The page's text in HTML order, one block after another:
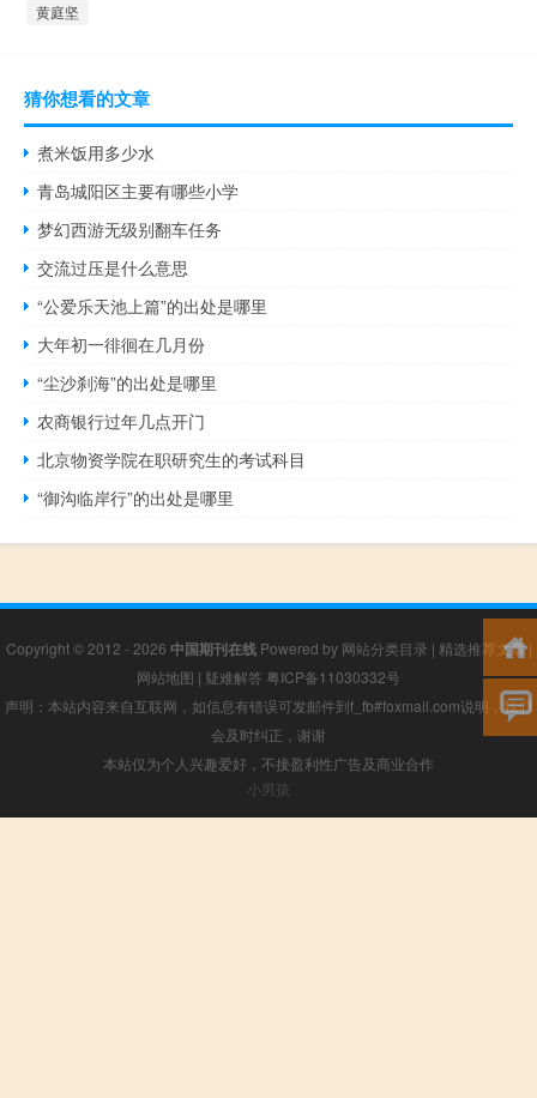
黄庭坚
猜你想看的文章
煮米饭用多少水
青岛城阳区主要有哪些小学
梦幻西游无级别翻车任务
交流过压是什么意思
“公爱乐天池上篇”的出处是哪里
大年初一徘徊在几月份
“尘沙刹海”的出处是哪里
农商银行过年几点开门
北京物资学院在职研究生的考试科目
“御沟临岸行”的出处是哪里
Copyright © 2012 - 2026 中国期刊在线Powered by 网站分类目录 | 精选推荐文章|
网站地图 | 疑难解答 粤ICP备11030332号
声明：本站内容来自互联网，如信息有错误可发邮件到f_fb#foxmail.com说明，我们
会及时纠正，谢谢
本站仅为个人兴趣爱好，不接盈利性广告及商业合作
小男孩